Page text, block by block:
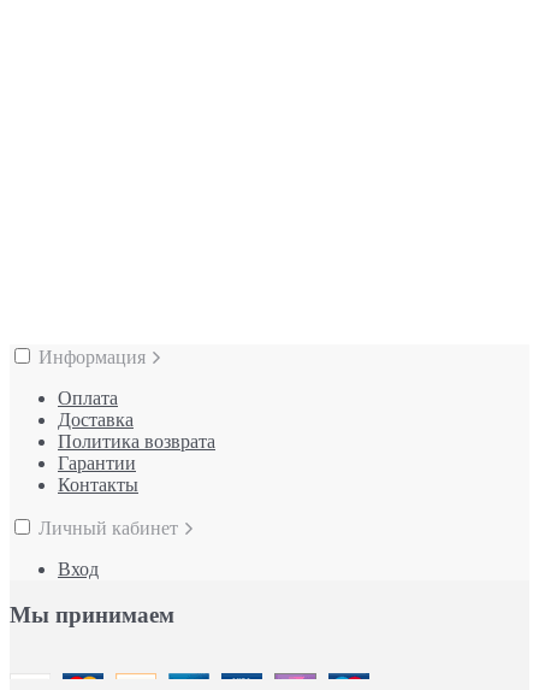
Информация
Оплата
Доставка
Политика возврата
Гарантии
Контакты
Личный кабинет
Вход
Мы принимаем